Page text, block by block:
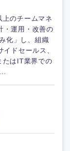
のチームマネ
・運用・改善の
化」し、組織
ドセールス、
たはIT業界での